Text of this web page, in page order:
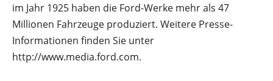
im Jahr 1925 haben die Ford-Werke mehr als 47
Millionen Fahrzeuge produziert. Weitere Presse-
Informationen finden Sie unter
http://www.media.ford.com.